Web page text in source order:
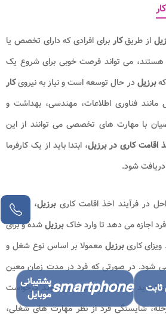
از طریقکاربرای افرادی که دارای تخصص یا
هستند، می تواند فرصت خوبی برای شروع یک
کهبرزیلدر حال توسعه است و نیاز به نیرویکار
فناوری اطلاعات، مهندسی، بهداشت و
با مهارت های تخصصی می توانند از این
اقامت کاری در برزیل، ابتدا باید از یک کارفرما
شود.
در فرآیند اخذ اقامت کاریبرزیل، دریافت
اجازه می دهد تا وارد خاکبرزیلشده و برای
کاریبرزیل معمولا بر اساس نوع شغل و
شود. در صورتی که فرد در مدت زمان معین
قرارداد خود شود، می تواند درخواست
شایستگی فرد از نظر مهارت های شغلی،
ثابت smartphoneپشتیبانی
موبایل